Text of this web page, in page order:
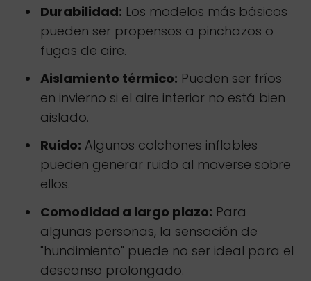
Durabilidad: Los modelos más básicos
pueden ser propensos a pinchazos o
fugas de aire.
Aislamiento térmico: Pueden ser fríos
en invierno si el aire interior no está bien
aislado.
Ruido: Algunos colchones inflables
pueden generar ruido al moverse sobre
ellos.
Comodidad a largo plazo: Para
algunas personas, la sensación de
"hundimiento" puede no ser ideal para el
descanso prolongado.